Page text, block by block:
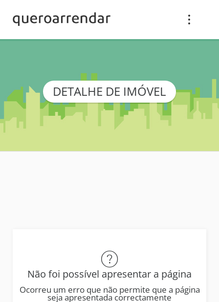
DETALHE DE IMÓVEL
Não foi possível apresentar a página
Ocorreu um erro que não permite que a página
seja apresentada correctamente